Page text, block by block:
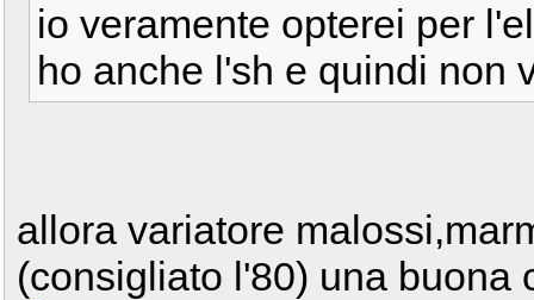
io veramente opterei per
ho anche l'sh e quindi non
allora variatore
(consigliato l'80) una buona